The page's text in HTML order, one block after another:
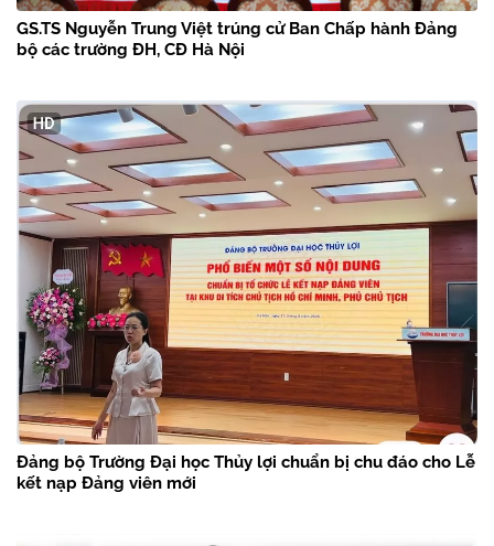
GS.TS Nguyễn Trung Việt trúng cử Ban Chấp hành Đảng
bộ các trường ĐH, CĐ Hà Nội
Đảng bộ Trường Đại học Thủy lợi chuẩn bị chu đáo cho Lễ
kết nạp Đảng viên mới